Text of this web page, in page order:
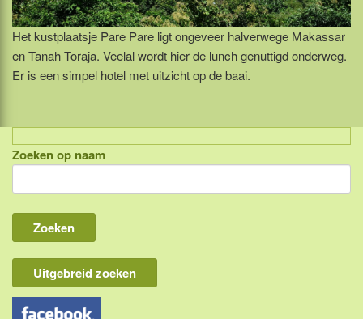
Het kustplaatsje Pare Pare ligt ongeveer halverwege Makassar
en Tanah Toraja. Veelal wordt hier de lunch genuttigd onderweg.
Er is een simpel hotel met uitzicht op de baai.
Indonesië, eilandcombinaties
Bali
Lombok
Flores & Komodo
Overige Sunda eilanden
Zoeken op naam
Uitgebreid zoeken